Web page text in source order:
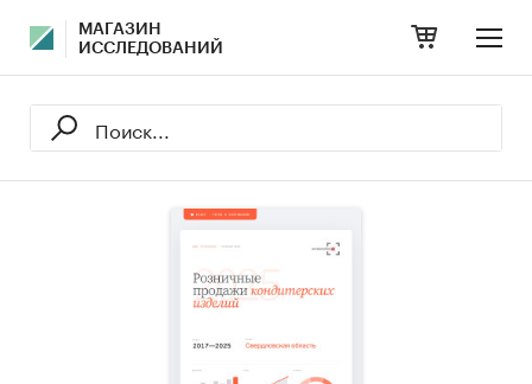
МАГАЗИН
ИССЛЕДОВАНИЙ